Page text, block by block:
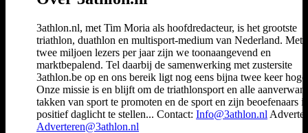
3athlon.nl, met Tim Moria als hoofdredacteur, is het grootste
triathlon, duathlon en multisport-medium van Nederland. Met
twee miljoen lezers per jaar zijn we toonaangevend en
marktbepalend. Tel daarbij de samenwerking met zustersite
3athlon.be op en ons bereik ligt nog eens bijna twee keer
Onze missie is en blijft om de triathlonsport en alle
takken van sport te promoten en de sport en zijn beoefenaars
positief daglicht te stellen... Contact: Info@3athlon.nl
Adverteren@3athlon.nl